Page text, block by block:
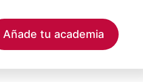
Añade tu academia